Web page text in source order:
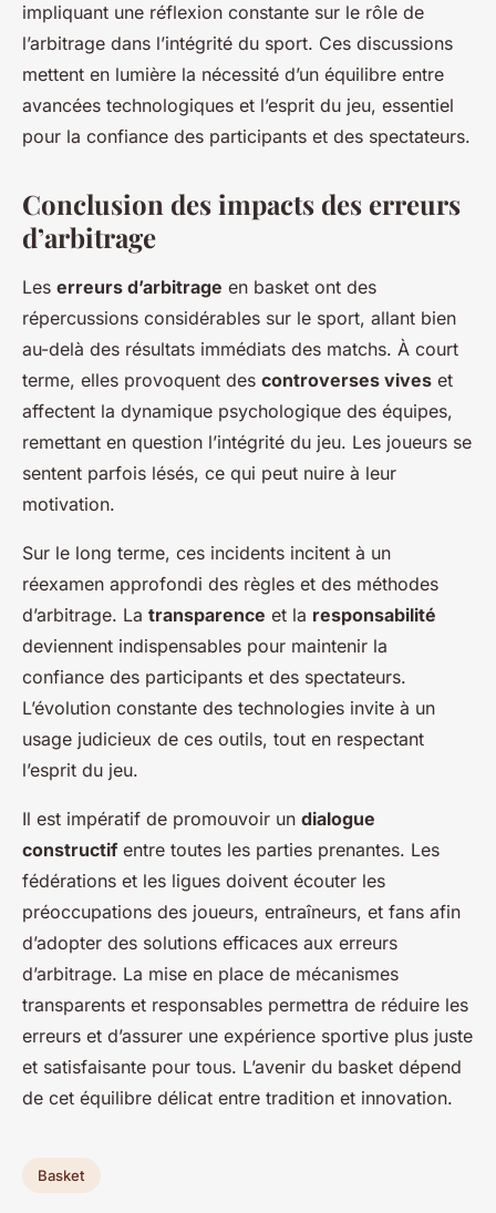
impliquant une réflexion constante sur le rôle de
l’arbitrage dans l’intégrité du sport. Ces discussions
mettent en lumière la nécessité d’un équilibre entre
avancées technologiques et l’esprit du jeu, essentiel
pour la confiance des participants et des spectateurs.
Conclusion des impacts des erreurs
d’arbitrage
Les erreurs d’arbitrage en basket ont des
répercussions considérables sur le sport, allant bien
au-delà des résultats immédiats des matchs. À court
terme, elles provoquent des controverses vives et
affectent la dynamique psychologique des équipes,
remettant en question l’intégrité du jeu. Les joueurs se
sentent parfois lésés, ce qui peut nuire à leur
motivation.
Sur le long terme, ces incidents incitent à un
réexamen approfondi des règles et des méthodes
d’arbitrage. La transparence et la responsabilité
deviennent indispensables pour maintenir la
confiance des participants et des spectateurs.
L’évolution constante des technologies invite à un
usage judicieux de ces outils, tout en respectant
l’esprit du jeu.
Il est impératif de promouvoir un dialogue
constructif entre toutes les parties prenantes. Les
fédérations et les ligues doivent écouter les
préoccupations des joueurs, entraîneurs, et fans afin
d’adopter des solutions efficaces aux erreurs
d’arbitrage. La mise en place de mécanismes
transparents et responsables permettra de réduire les
erreurs et d’assurer une expérience sportive plus juste
et satisfaisante pour tous. L’avenir du basket dépend
de cet équilibre délicat entre tradition et innovation.
Basket